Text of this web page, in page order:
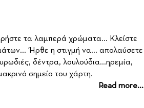
τα λαμπερά χρώματα... Κλείστε
Ήρθε η στιγμή να... απολαύσετε
δέντρα, λουλούδια...ηρεμία,
σημείο του χάρτη.
Read more...